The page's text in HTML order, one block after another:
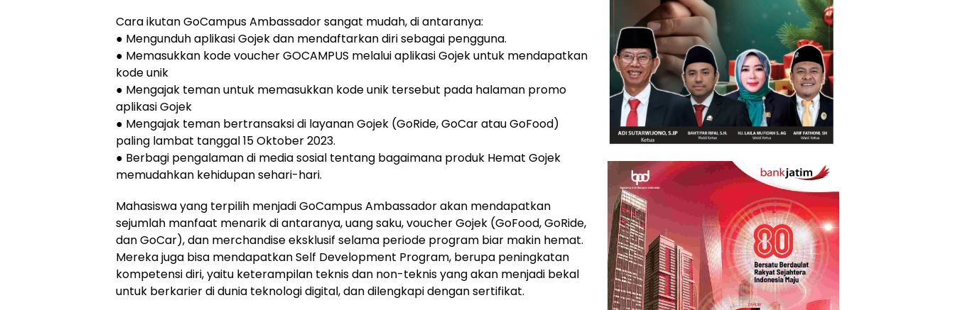
Cara ikutan GoCampus Ambassador sangat mudah, di antaranya:
● Mengunduh aplikasi Gojek dan mendaftarkan diri sebagai pengguna.
● Memasukkan kode voucher GOCAMPUS melalui aplikasi Gojek untuk mendapatkan
kode unik
● Mengajak teman untuk memasukkan kode unik tersebut pada halaman promo
aplikasi Gojek
● Mengajak teman bertransaksi di layanan Gojek (GoRide, GoCar atau GoFood)
paling lambat tanggal 15 Oktober 2023.
● Berbagi pengalaman di media sosial tentang bagaimana produk Hemat Gojek
memudahkan kehidupan sehari-hari.
Mahasiswa yang terpilih menjadi GoCampus Ambassador akan mendapatkan
sejumlah manfaat menarik di antaranya, uang saku, voucher Gojek (GoFood, GoRide,
dan GoCar), dan merchandise eksklusif selama periode program biar makin hemat.
Mereka juga bisa mendapatkan Self Development Program, berupa peningkatan
kompetensi diri, yaitu keterampilan teknis dan non-teknis yang akan menjadi bekal
untuk berkarier di dunia teknologi digital, dan dilengkapi dengan sertifikat.